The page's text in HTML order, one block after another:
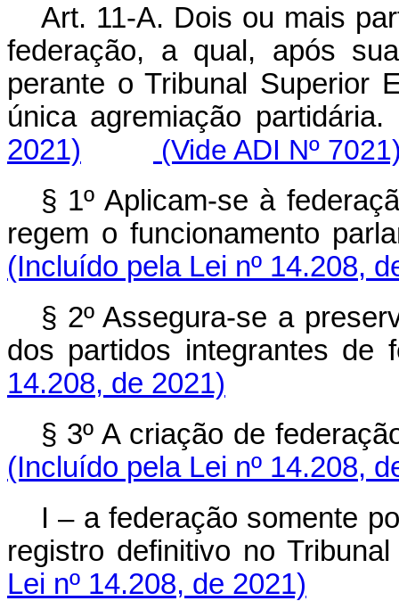
Art. 11-A. Dois ou mais
federação, a qual, após
perante o Tribunal Superior
única agremiação
2021)
(Vide ADI Nº
§ 1º Aplicam-se à
regem o funcionamento
(Incluído pela Lei nº 14.208,
§ 2º Assegura-se a
dos partidos integrantes de
14.208, de 2021)
§ 3º A criação de
(Incluído pela Lei nº 14.208,
I – a federação somente
registro definitivo no
Lei nº 14.208, de 2021)